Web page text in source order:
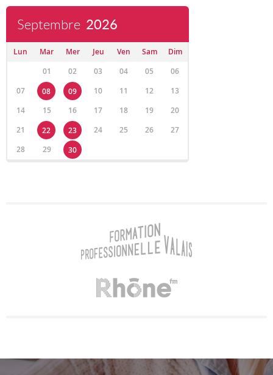
Septembre 2026
Lun Mar Mer Jeu Ven Sam
Dim
01
02 03 04 05
06
07
08 09 10 11 12
13
14
15 16 17 18 19
20
21
22 23 24 25 26
27
28
29 30